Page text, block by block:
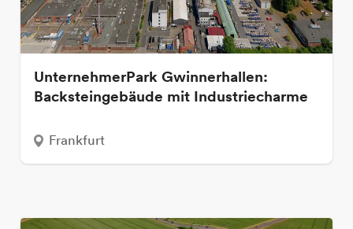
UnternehmerPark Gwinnerhallen:
Backsteingebäude mit Industriecharme
Frankfurt